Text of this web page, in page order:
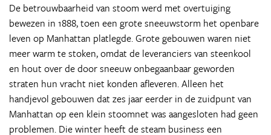
De betrouwbaarheid van stoom werd met overtuiging
bewezen in 1888, toen een grote sneeuwstorm het openbare
leven op Manhattan platlegde. Grote gebouwen waren niet
meer warm te stoken, omdat de leveranciers van steenkool
en hout over de door sneeuw onbegaanbaar geworden
straten hun vracht niet konden afleveren. Alleen het
handjevol gebouwen dat zes jaar eerder in de zuidpunt van
Manhattan op een klein stoomnet was aangesloten had geen
problemen. Die winter heeft de steam business een